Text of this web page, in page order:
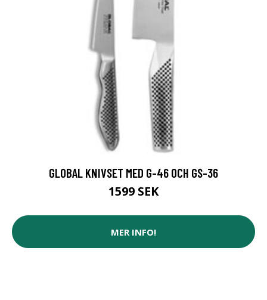
GLOBAL KNIVSET MED G-46 OCH GS-36
1599 SEK
MER INFO!